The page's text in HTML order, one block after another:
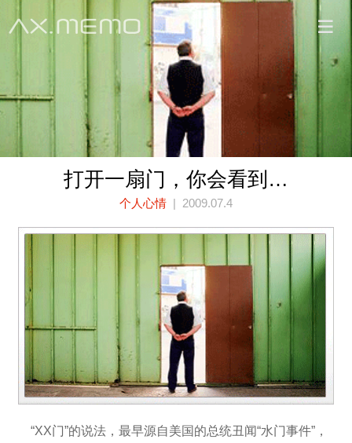
打开一扇门，你会看到…
个人心情 | 2009.07.4
“XX门”的说法，最早源自美国的总统丑闻“水门事件”，